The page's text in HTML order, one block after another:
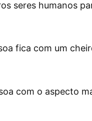
seres humanos
fica com um
com o aspecto